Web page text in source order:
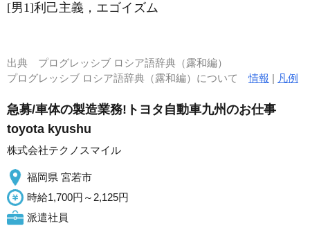
[男1]利己主義，エゴイズム
出典 プログレッシブ ロシア語辞典（露和編）
プログレッシブ ロシア語辞典（露和編）について情報 | 凡例
急募/車体の製造業務!トヨタ自動車九州のお仕事
toyota kyushu
株式会社テクノスマイル
福岡県 宮若市
時給1,700円～2,125円
派遣社員